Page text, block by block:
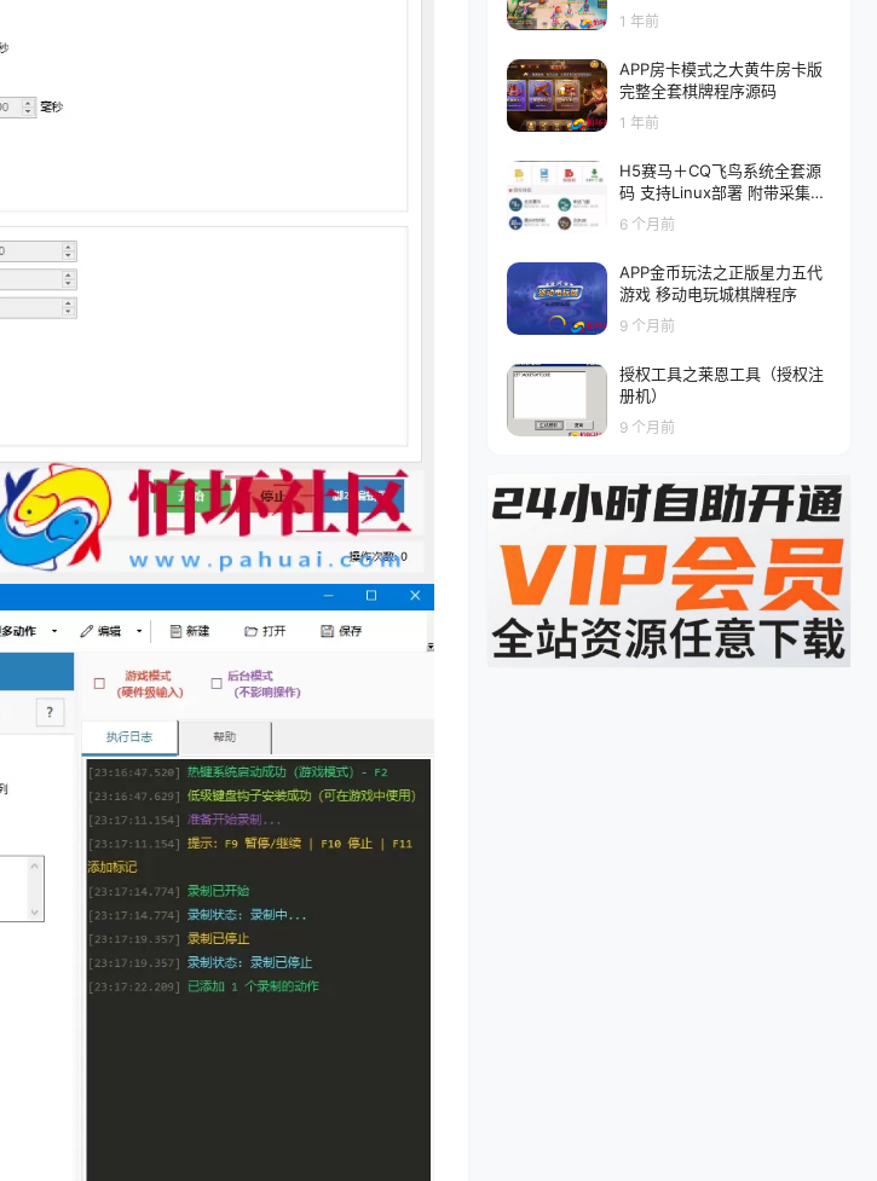
动作手游-最新打包Linux服务
端源码视频架设教程-多功能G
果IOS双端版本
1 年前
APP房卡模式之大黄牛房卡版
完整全套棋牌程序源码
1 年前
H5赛马＋CQ飞鸟系统全套源
码 支持Linux部署 附带采集脚
6 个月前
APP金币玩法之正版星力五代
游戏 移动电玩城棋牌程序
9 个月前
授权工具之莱恩工具（授权注
册机）
9 个月前